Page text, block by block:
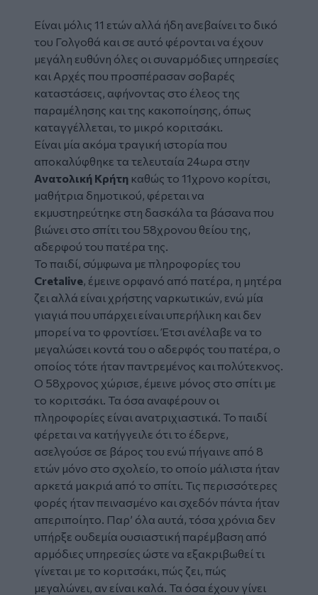
Είναι μόλις 11 ετών αλλά ήδη ανεβαίνει το δικό
του Γολγοθά και σε αυτό φέρονται να έχουν
μεγάλη ευθύνη όλες οι συναρμόδιες υπηρεσίες
και Αρχές που προσπέρασαν σοβαρές
καταστάσεις, αφήνοντας στο έλεος της
παραμέλησης και της κακοποίησης, όπως
καταγγέλλεται, το μικρό κοριτσάκι.
Είναι μία ακόμα τραγική ιστορία που
αποκαλύφθηκε τα τελευταία 24ωρα στην
Ανατολική Κρήτη καθώς το 11χρονο κορίτσι,
μαθήτρια δημοτικού, φέρεται να
εκμυστηρεύτηκε στη δασκάλα τα βάσανα που
βιώνει στο σπίτι του 58χρονου θείου της,
αδερφού του πατέρα της.
Το παιδί, σύμφωνα με πληροφορίες του
Cretalive, έμεινε ορφανό από πατέρα, η μητέρα
ζει αλλά είναι χρήστης ναρκωτικών, ενώ μία
γιαγιά που υπάρχει είναι υπερήλικη και δεν
μπορεί να το φροντίσει. Έτσι ανέλαβε να το
μεγαλώσει κοντά του ο αδερφός του πατέρα, ο
οποίος τότε ήταν παντρεμένος και πολύτεκνος.
Ο 58χρονος χώρισε, έμεινε μόνος στο σπίτι με
το κοριτσάκι. Τα όσα αναφέρουν οι
πληροφορίες είναι ανατριχιαστικά. Το παιδί
φέρεται να κατήγγειλε ότι το έδερνε,
ασελγούσε σε βάρος του ενώ πήγαινε από 8
ετών μόνο στο σχολείο, το οποίο μάλιστα ήταν
αρκετά μακριά από το σπίτι. Τις περισσότερες
φορές ήταν πεινασμένο και σχεδόν πάντα ήταν
απεριποίητο. Παρ’ όλα αυτά, τόσα χρόνια δεν
υπήρξε ουδεμία ουσιαστική παρέμβαση από
αρμόδιες υπηρεσίες ώστε να εξακριβωθεί τι
γίνεται με το κοριτσάκι, πώς ζει, πώς
μεγαλώνει, αν είναι καλά. Τα όσα έχουν γίνει